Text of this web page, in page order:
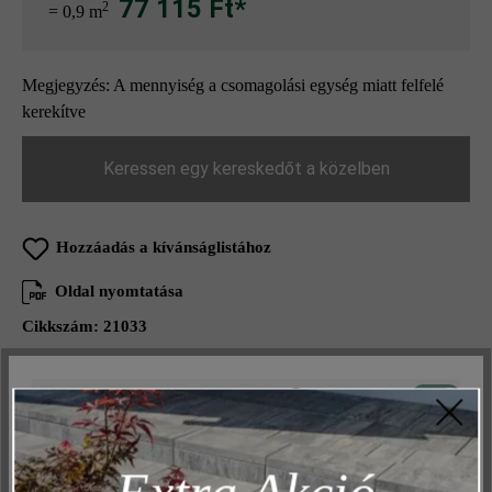
= 0,9 m2 77 115 Ft*
Megjegyzés: A mennyiség a csomagolási egység miatt felfelé
kerekítve
Keressen egy kereskedőt a közelben
Hozzáadás a kívánságlistához
Oldal nyomtatása
Cikkszám: 21033
Termékleírás
Műszakilag és működéshez szükséges Aktív
Marketing Inaktív
Elemzés Inaktív